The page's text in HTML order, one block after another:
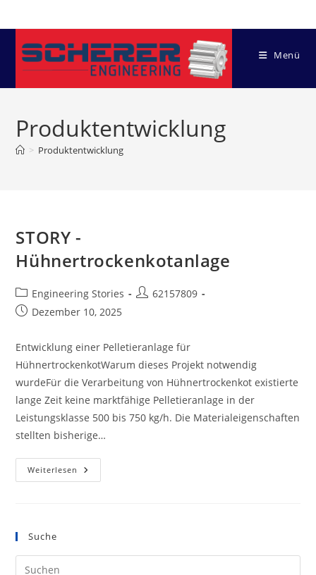
Inhalt
springen
Menü
Produktentwicklung
> Produktentwicklung
STORY -
Hühnertrockenkotanlage
Beitrags-
Kategorie:
Engineering Stories
Beitrags-
62157809
BeitragDezember 10, 2025
Entwicklung einer Pelletieranlage für
HühnertrockenkotWarum dieses Projekt notwendig
wurdeFür die Verarbeitung von Hühnertrockenkot existierte
lange Zeit keine marktfähige Pelletieranlage in der
Leistungsklasse 500 bis 750 kg/h. Die Materialeigenschaften
stellten bisherige…
Weiterlesen STORY
-
Suche